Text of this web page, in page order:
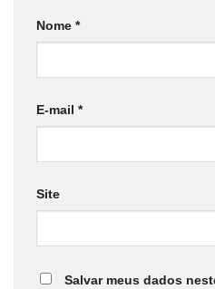
Nome *
E-mail *
Site
Salvar meus dados